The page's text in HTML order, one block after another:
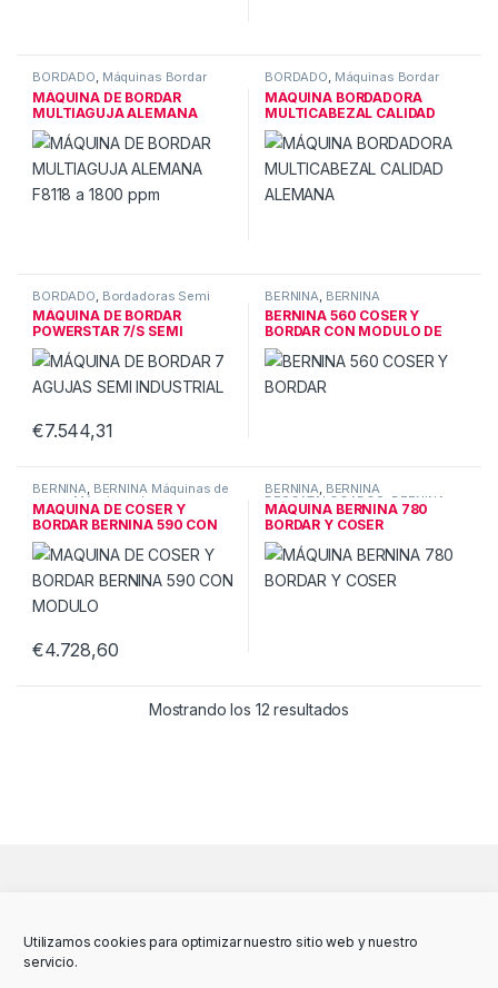
Utilizamos cookies para optimizar nuestro sitio web y nuestro
servicio.
BORDADO Máquinas Bordar
MÁQUINA DE BORDAR
MULTIAGUJA ALEMANA
F8118 1800ppm
BORDADO Máquinas Bordar
MÁQUINA BORDADORA
MULTICABEZAL CALIDAD
ALEMANA
BORDADO Bordadoras Semi
MÁQUINA DE BORDAR
POWERSTAR 7/S SEMI
INDUSTRIAL
€7.544,31
BERNINA BERNINA
DESCATALOGADOS
BERNINA 560 COSER Y
BORDAR CON MODULO DE
BORDADO
BERNINA, BERNINA Máquinas de
coser,Máquinas de coser
BERNINA
MAQUINA DE COSER Y
BORDAR BERNINA 590 CON
MODULO
€4.728,60
Este producto tiene múltiples variantes. Las opciones se
BERNINA, BERNINA
DESCATALOGADOS, BERNINA
Máquinas de coser
MÁQUINA BERNINA 780
BORDAR Y COSER
Mostrando los 12 resultados